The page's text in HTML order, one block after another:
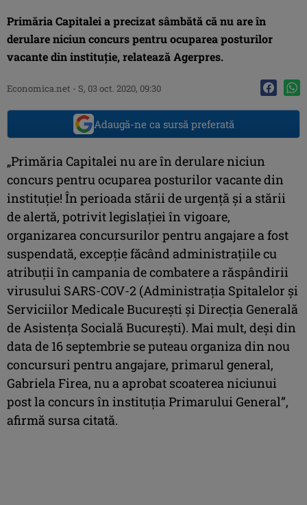
Primăria Capitalei a precizat sâmbătă că nu are în
derulare niciun concurs pentru ocuparea posturilor
vacante din instituţie, relatează Agerpres.
Economica.net - S, 03 oct. 2020, 09:30
Adaugă-ne ca sursă preferată
„Primăria Capitalei nu are în derulare niciun
concurs pentru ocuparea posturilor vacante din
instituţie! În perioada stării de urgenţă şi a stării
de alertă, potrivit legislaţiei în vigoare,
organizarea concursurilor pentru angajare a fost
suspendată, excepţie făcând administraţiile cu
atribuţii în campania de combatere a răspândirii
virusului SARS-COV-2 (Administraţia Spitalelor şi
Serviciilor Medicale Bucureşti şi Direcţia Generală
de Asistenţa Socială Bucureşti). Mai mult, deşi din
data de 16 septembrie se puteau organiza din nou
concursuri pentru angajare, primarul general,
Gabriela Firea, nu a aprobat scoaterea niciunui
post la concurs în instituţia Primarului General”,
afirmă sursa citată.